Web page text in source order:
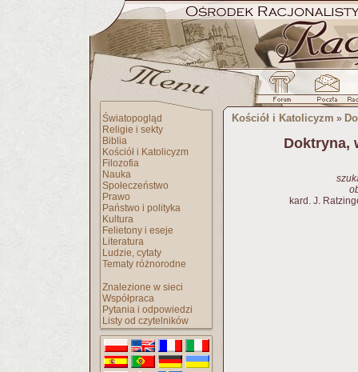
Światopogląd
Religie i sekty
Biblia
Kościół i Katolicyzm
Filozofia
Nauka
Społeczeństwo
Prawo
Państwo i polityka
Kultura
Felietony i eseje
Literatura
Ludzie, cytaty
Tematy różnorodne
Znalezione w sieci
Współpraca
Pytania i odpowiedzi
Listy od czytelników
Kościół i Katolicyzm »
Doktryna,
kard. J.